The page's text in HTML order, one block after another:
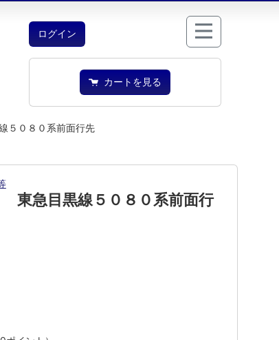
ログイン
カートを見る
５０８０系前面行先
東急目黒線５０８０系前面行